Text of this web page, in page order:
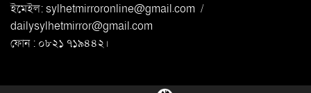
মুক্তাদির-আরিফসহ ১৮ মন্ত্রীর পুলিশ এসকর্ট
প্রত্যাহার
ইমেইল:sylhetmirroronline@gmail.com /
dailysylhetmirror@gmail.com
ফোন : ০৮২১ ৭১৯৪৪২।